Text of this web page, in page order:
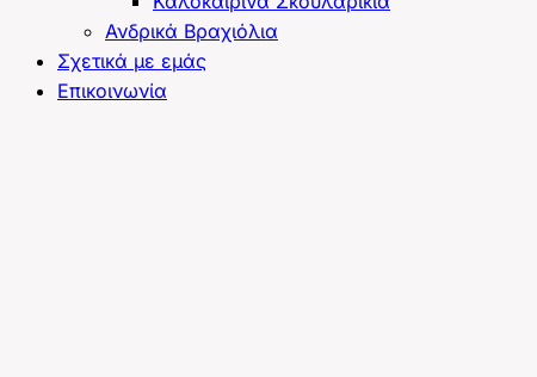
Ανδρικά Βραχιόλια
Σχετικά με εμάς
Επικοινωνία